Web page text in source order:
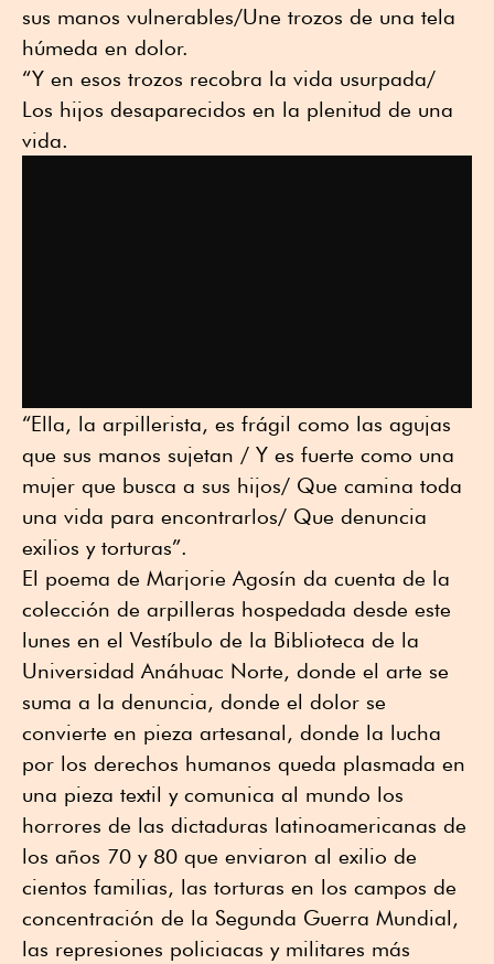
sus manos vulnerables/Une trozos de una tela
húmeda en dolor.
“Y en esos trozos recobra la vida usurpada/
Los hijos desaparecidos en la plenitud de una
vida.
“Ella, la arpillerista, es frágil como las agujas
que sus manos sujetan / Y es fuerte como una
mujer que busca a sus hijos/ Que camina toda
una vida para encontrarlos/ Que denuncia
exilios y torturas”.
El poema de Marjorie Agosín da cuenta de la
colección de arpilleras hospedada desde este
lunes en el Vestíbulo de la Biblioteca de la
Universidad Anáhuac Norte, donde el arte se
suma a la denuncia, donde el dolor se
convierte en pieza artesanal, donde la lucha
por los derechos humanos queda plasmada en
una pieza textil y comunica al mundo los
horrores de las dictaduras latinoamericanas de
los años 70 y 80 que enviaron al exilio de
cientos familias, las torturas en los campos de
concentración de la Segunda Guerra Mundial,
las represiones policiacas y militares más